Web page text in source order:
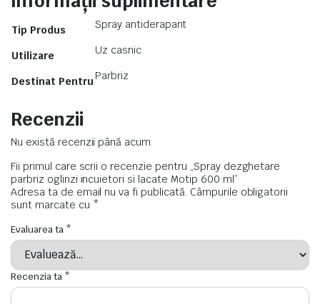
Tip Produs Spray antiderapant
Utilizare Uz casnic
Destinat Pentru Parbriz
Recenzii
Nu există recenzii până acum.
Fii primul care scrii o recenzie pentru „Spray dezghetare
parbriz oglinzi incuietori si lacate Motip 600 ml”
Adresa ta de email nu va fi publicată. Câmpurile obligatorii
sunt marcate cu *
Evaluarea ta *
Recenzia ta *